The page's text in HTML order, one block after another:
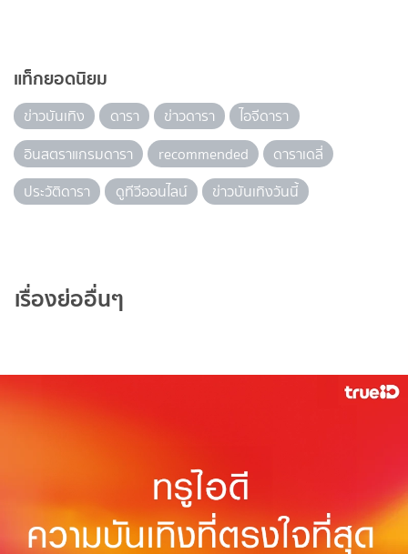
แท็กยอดนิยม
ข่าวบันเทิง ดารา ข่าวดารา
ไอจีดารา
อินสตราแกรมดารา
recommended
ดาราเดลี่
ประวัติดารา
ดูทีวีออนไลน์ ข่าวบันเทิงวันนี้
เรื่องย่ออื่นๆ